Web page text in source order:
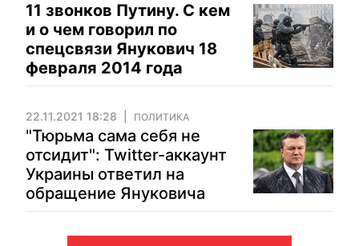
11 звонков Путину. С кем
и о чем говорил по
спецсвязи Янукович 18
февраля 2014 года
22.11.2021 18:28 ПОЛИТИКА
"Тюрьма сама себя не
отсидит": Twitter-аккаунт
Украины ответил на
обращение Януковича